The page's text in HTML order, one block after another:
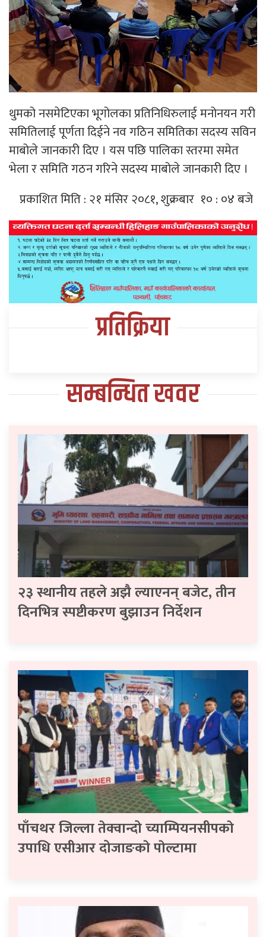
थुमको नसमेटिएका भूगोलका प्रतिनिधिरुलाई मनोनयन गरी
समितिलाई पूर्णता दिईने नव गठिन समितिका सदस्य सविन
माबोले जानकारी दिए । यस पछि पालिका स्तरमा समेत
भेला र समिति गठन गरिने सदस्य माबोले जानकारी दिए ।
प्रकाशित मिति : २१ मंसिर २०८१, शुक्रबार १० : ०४ बजे
प्रतिक्रिया
सम्बन्धित खवर
२३ स्थानीय तहले अझै ल्याएनन् बजेट, तीन
दिनभित्र स्पष्टीकरण बुझाउन निर्देशन
पाँचथर जिल्ला तेक्वान्दो च्याम्पियनसीपकाे
उपाधि एसीआर दोजाङकाे पाेल्टामा